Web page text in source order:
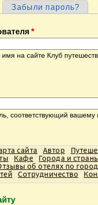
вкладка)
Забыли пароль?
*
на сайте Клуб
соответствующий вашему
сайта Автор
Кафе Города и
об отелях по
Сотрудничество